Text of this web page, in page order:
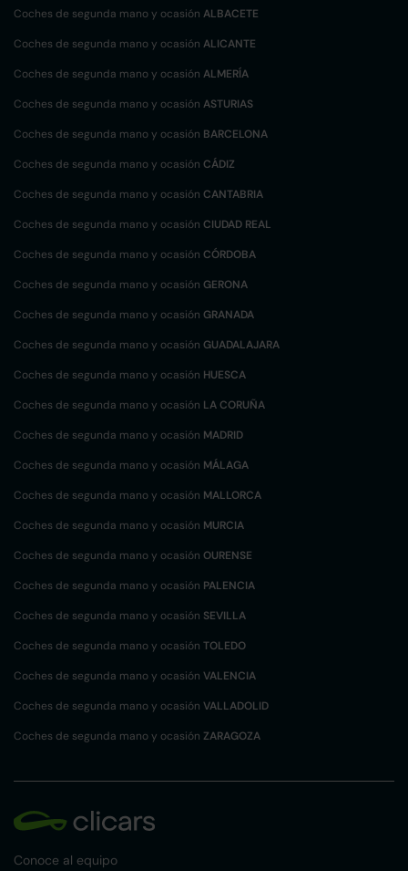
Coches de segunda mano y ocasión ALBACETE
Coches de segunda mano y ocasión ALICANTE
Coches de segunda mano y ocasión ALMERÍA
Coches de segunda mano y ocasión ASTURIAS
Coches de segunda mano y ocasión BARCELONA
Coches de segunda mano y ocasión CÁDIZ
Coches de segunda mano y ocasión CANTABRIA
Coches de segunda mano y ocasión CIUDAD REAL
Coches de segunda mano y ocasión CÓRDOBA
Coches de segunda mano y ocasión GERONA
Coches de segunda mano y ocasión GRANADA
Coches de segunda mano y ocasión GUADALAJARA
Coches de segunda mano y ocasión HUESCA
Coches de segunda mano y ocasión LA CORUÑA
Coches de segunda mano y ocasión MADRID
Coches de segunda mano y ocasión MÁLAGA
Coches de segunda mano y ocasión MALLORCA
Coches de segunda mano y ocasión MURCIA
Coches de segunda mano y ocasión OURENSE
Coches de segunda mano y ocasión PALENCIA
Coches de segunda mano y ocasión SEVILLA
Coches de segunda mano y ocasión TOLEDO
Coches de segunda mano y ocasión VALENCIA
Coches de segunda mano y ocasión VALLADOLID
Coches de segunda mano y ocasión ZARAGOZA
Conoce al equipo